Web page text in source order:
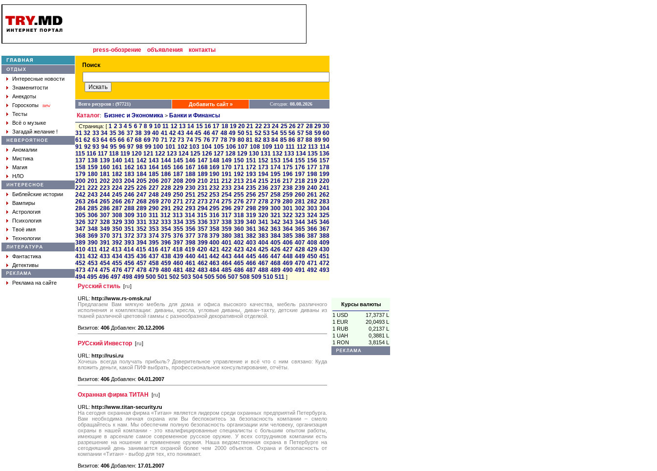
Курсы валюты
1 USD
17,3737 L
1 EUR
20,0493 L
1 RUB
0,2137 L
1 UAH
0,3881 L
1 RON
3,8154 L
press-обозрение объявления контакты
Интересные новости
Знаменитости
Анекдоты
Гороскопы
new
Тесты
Всё о музыке
Загадай желание !
Аномалии
Мистика
Магия
НЛО
Библейские истории
Вампиры
Астрология
Психология
Твоё имя
Технологии
Фантастика
Детективы
Реклама на сайте
Всего ресурсов : (97721) Добавить сайт » Сегодня: 08.08.2026
Каталог: Бизнес и Экономика > Банки и Финансы
Страница: [1 2 3 4 5 6 7 8 9 10 11 12 13 14 15 16 17 18 19 20 21 22 23 24 25 26 27 28 29 30
31 32 33 34 35 36 37 38 39 40 41 42 43 44 45 46 47 48 49 50 51 52 53 54 55 56 57 58 59 60
61 62 63 64 65 66 67 68 69 70 71 72 73 74 75 76 77 78 79 80 81 82 83 84 85 86 87 88 89 90
91 92 93 94 95 96 97 98 99 100 101 102 103 104 105 106 107 108 109 110 111 112 113 114
115 116 117 118 119 120 121 122 123 124 125 126 127 128 129 130 131 132 133 134 135 136
137 138 139 140 141 142 143 144 145 146 147 148 149 150 151 152 153 154 155 156 157
158 159 160 161 162 163 164 165 166 167 168 169 170 171 172 173 174 175 176 177 178
179 180 181 182 183 184 185 186 187 188 189 190 191 192 193 194 195 196 197 198 199
200 201 202 203 204 205 206 207 208 209 210 211 212 213 214 215 216 217 218 219 220
221 222 223 224 225 226 227 228 229 230 231 232 233 234 235 236 237 238 239 240 241
242 243 244 245 246 247 248 249 250 251 252 253 254 255 256 257 258 259 260 261 262
263 264 265 266 267 268 269 270 271 272 273 274 275 276 277 278 279 280 281 282 283
284 285 286 287 288 289 290 291 292 293 294 295 296 297 298 299 300 301 302 303 304
305 306 307 308 309 310 311 312 313 314 315 316 317 318 319 320 321 322 323 324 325
326 327 328 329 330 331 332 333 334 335 336 337 338 339 340 341 342 343 344 345 346
347 348 349 350 351 352 353 354 355 356 357 358 359 360 361 362 363 364 365 366 367
368 369 370 371 372 373 374 375 376 377 378 379 380 381 382 383 384 385 386 387 388
389 390 391 392 393 394 395 396 397 398 399 400 401 402 403 404 405 406 407 408 409
410 411 412 413 414 415 416 417 418 419 420 421 422 423 424 425 426 427 428 429 430
431 432 433 434 435 436 437 438 439 440 441 442 443 444 445 446 447 448 449 450 451
452 453 454 455 456 457 458 459 460 461 462 463 464 465 466 467 468 469 470 471 472
473 474 475 476 477 478 479 480 481 482 483 484 485 486 487 488 489 490 491 492 493
494 495 496 497 498 499 500 501 502 503 504 505 506 507 508 509 510 511 ]
Русский стиль [ru]
URL: http://www.rs-omsk.ru/
Предлагаем Вам мягкую мебель для дома и офиса высокого качества, мебель различного
исполнения и комплектации: диваны, кресла, угловые диваны, диван-тахту, детские диваны из
тканей различной цветовой гаммы с разнообразной декоративной отделкой.
Визитов: 406 Добавлен: 20.12.2006
РУСский Инвестор [ru]
URL: http://rusi.ru
Хочешь всегда получать прибыль? Доверительное управление и всё что с ним связано: Куда
вложить деньги, какой ПИФ выбрать, профессиональное консультирование, отчёты.
Визитов: 406 Добавлен: 04.01.2007
Охранная фирма ТИТАН [ru]
URL: http://www.titan-security.ru
На сегодня охранная фирма «Титан» является лидером среди охранных предприятий Петербурга.
Вам необходима личная охрана или Вы беспокоитесь за безопасность компании – смело
обращайтесь к нам. Мы обеспечим полную безопасность организации или человеку, организация
охраны в нашей компании - это квалифицированные специалисты с большим опытом работы,
имеющие в арсенале самое современное русское оружие. У всех сотрудников компании есть
разрешение на ношение и применение оружия. Наша ведомственная охрана в Петербурге на
сегодняшний день занимается охраной более чем 2000 объектов. Охрана и безопасность от
компании «Титан» - выбор для тех, кто понимает.
Визитов: 406 Добавлен: 17.01.2007